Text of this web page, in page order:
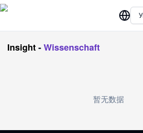
Insight-Wissenschaft
暂无数据